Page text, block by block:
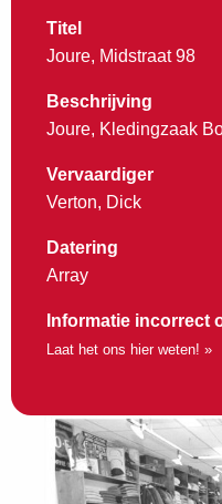
Titel
Joure, Midstraat 98
Beschrijving
Joure, Kledingzaak
Vervaardiger
Verton, Dick
Datering
Array
Informatie incorrect
Laat het ons hier weten! »